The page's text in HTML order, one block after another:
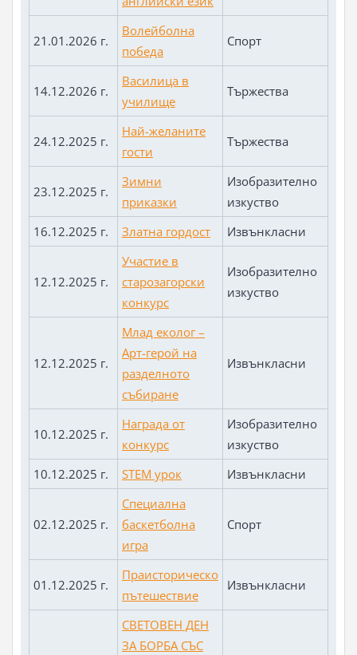
21.01.2026 г.
Волейболна
победа
Спорт
14.12.2026 г.
Василица в
училище
Тържества
24.12.2025 г.
Най-желаните
гости
Тържества
23.12.2025 г.
Зимни
приказки
Изобразително
изкуство
16.12.2025 г.
Златна гордост Извънкласни
12.12.2025 г.
Участие в
старозагорски
конкурс
Изобразително
изкуство
12.12.2025 г.
Млад еколог –
Арт-герой на
разделното
събиране
Извънкласни
10.12.2025 г.
Награда от
конкурс
Изобразително
изкуство
10.12.2025 г.
STEM урок Извънкласни
02.12.2025 г.
Специална
баскетболна
игра
Спорт
01.12.2025 г.
Праисторическо
пътешествие
Извънкласни
СВЕТОВЕН ДЕН
ЗА БОРБА СЪС